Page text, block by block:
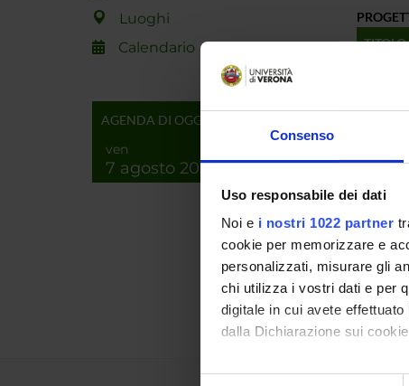
Consenso
Uso responsabile dei dati
Noi e i nostri 1022 partner
cookie per memorizzare e
personalizzati, misurare gli
chi utilizza i vostri dati e per
digitale in cui avete
dalla Dichiarazione sui
Con il tuo consenso,
Luoghi
Calendario
AGENDA DI OGGI
ven
7 agosto 2026
TITOLO
ANNO
2016
2015